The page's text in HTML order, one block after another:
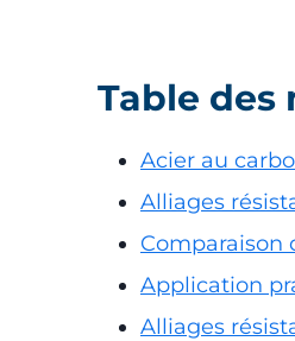
Table des
Acier au
Alliages
Comparaison
Application
Alliages